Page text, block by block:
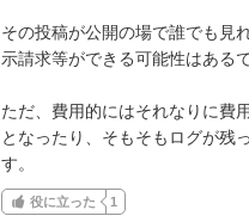
その投稿が公開の場で誰でも見
示請求等ができる可能性はある
ただ、費用的にはそれなりに費
となったり、そもそもログが残
す。
役に立った 1